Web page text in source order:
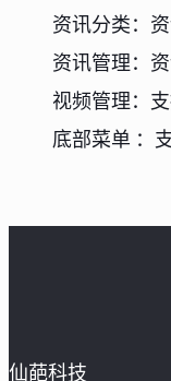
资讯分类：
资讯管理：
视频管理：
底部菜单 ：
仙葩科技